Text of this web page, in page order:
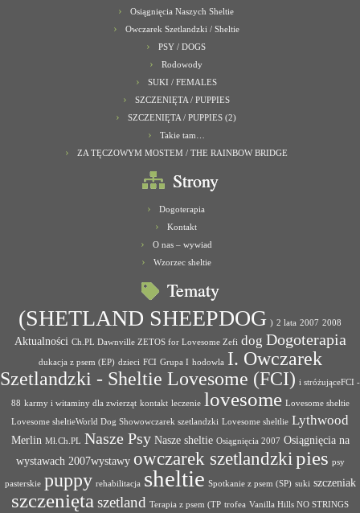
Osiągnięcia Naszych Sheltie
Owczarek Szetlandzki / Sheltie
PSY / DOGS
Rodowody
SUKI / FEMALES
SZCZENIĘTA / PUPPIES
SZCZENIĘTA / PUPPIES (2)
Takie tam…
ZA TĘCZOWYM MOSTEM / THE RAINBOW BRIDGE
Strony
Dogoterapia
Kontakt
O nas – wywiad
Wzorzec sheltie
Tematy
(SHETLAND SHEEPDOG ) 2 lata 2007 2008
Aktualności Ch.PL Dawnville ZETOS for Lovesome Zefi dog Dogoterapia
dukacja z psem (EP) dzieci FCI Grupa I hodowla I. Owczarek
Szetlandzki - Sheltie Lovesome (FCI) i stróżująceFCI -
88 karmy i witaminy dla zwierząt kontakt leczenie lovesome Lovesome sheltie
Lovesome sheltieWorld Dog Showowczarek szetlandzki Lovesome sheltlie Lythwood
Merlin Mł.Ch.PL Nasze Psy Nasze sheltie Osiągnięcia 2007 Osiągnięcia na
wystawach 2007wystawy owczarek szetlandzkipies psy
pasterskie puppy rehabilitacja sheltie Spotkanie z psem (SP) suki szczeniak
szczenięta szetland Terapia z psem (TP trofea Vanilla Hills NO STRINGS